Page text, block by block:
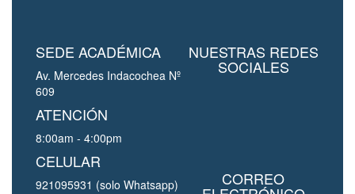
SEDE ACADÉMICA
Av. Mercedes Indacochea Nº
609
ATENCIÓN
8:00am - 4:00pm
CELULAR
921095931 (solo Whatsapp)
NUESTRAS REDES
SOCIALES
CORREO